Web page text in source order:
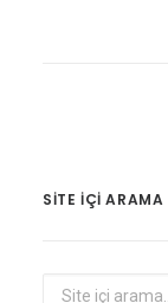
SITE IÇI ARAMA